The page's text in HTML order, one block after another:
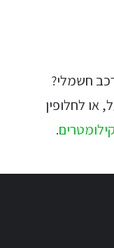
חשמלי?
או לחלופין
.